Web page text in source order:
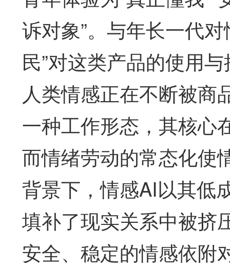
诉对象”。与年长一代
民”对这类产品的使用
人类情感正在不断被商
一种工作形态，其核心
而情绪劳动的常态化使
背景下，情感AI以其低
填补了现实关系中被挤
安全、稳定的情感依附